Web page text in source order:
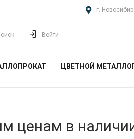
г.
Войти
ЦВЕТНОЙ
ценам в